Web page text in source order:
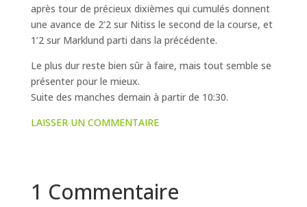
après tour de précieux dixièmes qui cumulés donnent
une avance de 2’2 sur Nitiss le second de la course, et
1’2 sur Marklund parti dans la précédente.
Le plus dur reste bien sûr à faire, mais tout semble se
présenter pour le mieux.
Suite des manches demain à partir de 10:30.
LAISSER UN COMMENTAIRE
1 Commentaire